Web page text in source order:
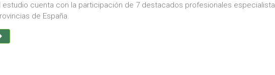
estudio cuenta con la participación de 7 destacados profesionales
de España.